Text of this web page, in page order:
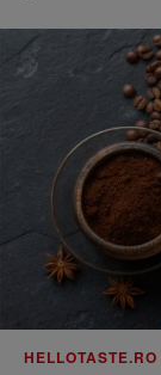
HELLOTASTE.RO